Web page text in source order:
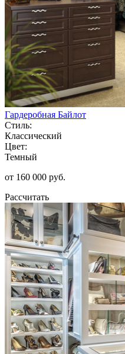
Гардеробная Байлот
Стиль:
Классический
Цвет:
Темный
от 160 000 руб.
Рассчитать